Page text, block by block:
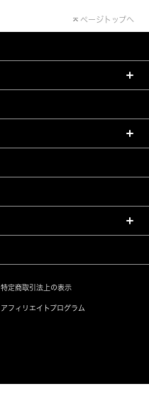
ページトップへ
特定商取引法上の表示
アフィリエイトプログラム